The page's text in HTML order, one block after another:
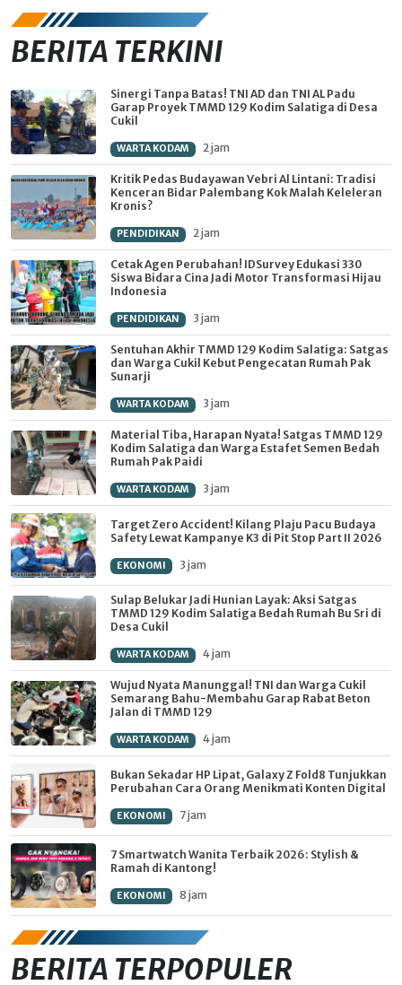
BERITA TERKINI
Sinergi Tanpa Batas! TNI AD dan TNI AL Padu
Garap Proyek TMMD 129 Kodim Salatiga di Desa
Cukil
WARTA KODAM 2 jam
Kritik Pedas Budayawan Vebri Al Lintani: Tradisi
Kenceran Bidar Palembang Kok Malah Keleleran
Kronis?
PENDIDIKAN 2 jam
Cetak Agen Perubahan! IDSurvey Edukasi 330
Siswa Bidara Cina Jadi Motor Transformasi Hijau
Indonesia
PENDIDIKAN 3 jam
Sentuhan Akhir TMMD 129 Kodim Salatiga: Satgas
dan Warga Cukil Kebut Pengecatan Rumah Pak
Sunarji
WARTA KODAM 3 jam
Material Tiba, Harapan Nyata! Satgas TMMD 129
Kodim Salatiga dan Warga Estafet Semen Bedah
Rumah Pak Paidi
WARTA KODAM 3 jam
Target Zero Accident! Kilang Plaju Pacu Budaya
Safety Lewat Kampanye K3 di Pit Stop Part II 2026
EKONOMI 3 jam
Sulap Belukar Jadi Hunian Layak: Aksi Satgas
TMMD 129 Kodim Salatiga Bedah Rumah Bu Sri di
Desa Cukil
WARTA KODAM 4 jam
Wujud Nyata Manunggal! TNI dan Warga Cukil
Semarang Bahu-Membahu Garap Rabat Beton
Jalan di TMMD 129
WARTA KODAM 4 jam
Bukan Sekadar HP Lipat, Galaxy Z Fold8 Tunjukkan
Perubahan Cara Orang Menikmati Konten Digital
EKONOMI 7 jam
7 Smartwatch Wanita Terbaik 2026: Stylish &
Ramah di Kantong!
EKONOMI 8 jam
BERITA TERPOPULER